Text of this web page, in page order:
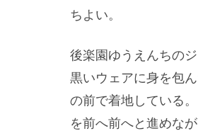
ちよい。
後楽園ゆうえんちの
黒いウェアに身を包
の前で着地している
を前へ前へと進めな